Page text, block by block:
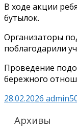
В ходе акции
бутылок.
Организаторы
поблагодарили
Проведение
бережного
28.02.2026
Архивы